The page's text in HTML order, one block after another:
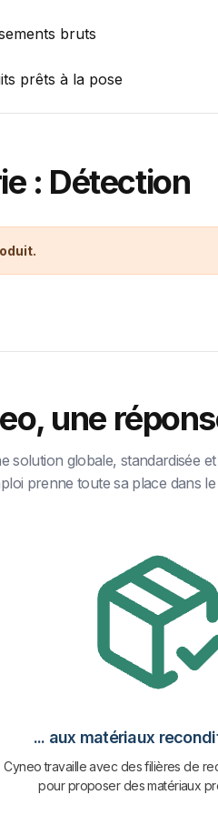
bruts
prêts à la pose
: Détection
une
solution globale, standardisée
prenne toute sa place dans
... aux matériaux
Cyneo travaille avec des filières de
pour proposer des matériaux